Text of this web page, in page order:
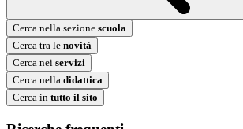
Cerca nella sezione scuola
Cerca tra le novità
Cerca nei servizi
Cerca nella didattica
Cerca in tutto il sito